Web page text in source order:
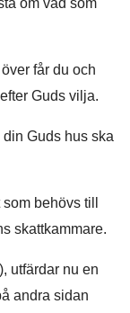
om vad som
får du och
Guds vilja.
Guds hus ska
behövs till
skattkammare.
utfärdar nu en
andra sidan